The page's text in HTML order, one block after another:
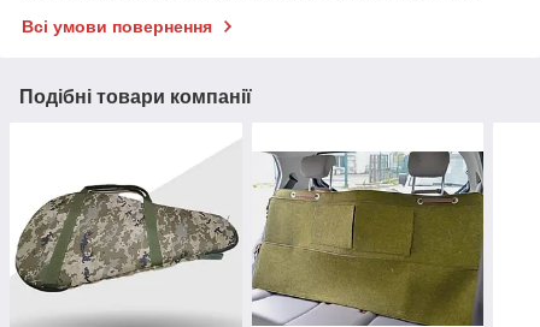
Всі умови повернення
Подібні товари компанії